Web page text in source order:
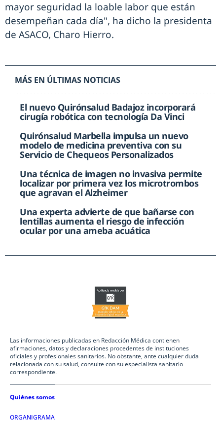
mayor seguridad la loable labor que están
desempeñan cada día", ha dicho la presidenta
de ASACO, Charo Hierro.
MÁS EN ÚLTIMAS NOTICIAS
El nuevo Quirónsalud Badajoz incorporará
cirugía robótica con tecnología Da Vinci
Quirónsalud Marbella impulsa un nuevo
modelo de medicina preventiva con su
Servicio de Chequeos Personalizados
Una técnica de imagen no invasiva permite
localizar por primera vez los microtrombos
que agravan el Alzheimer
Una experta advierte de que bañarse con
lentillas aumenta el riesgo de infección
ocular por una ameba acuática
Las informaciones publicadas en Redacción Médica contienen
afirmaciones, datos y declaraciones procedentes de instituciones
oficiales y profesionales sanitarios. No obstante, ante cualquier duda
relacionada con su salud, consulte con su especialista sanitario
correspondiente.
Quiénes somos
ORGANIGRAMA